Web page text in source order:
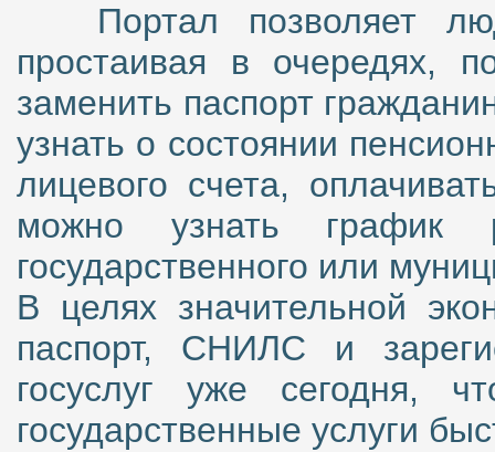
Портал позволяет
простаивая в очередях,
заменить паспорт
узнать о состоянии
лицевого счета,
можно узнать график
государственного или
В целях значительной
паспорт, СНИЛС и
госуслуг уже сегодня,
государственные услуги